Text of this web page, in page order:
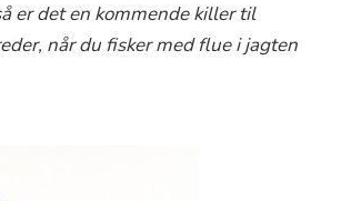
er det en kommende killer til
når du fisker med flue i jagten